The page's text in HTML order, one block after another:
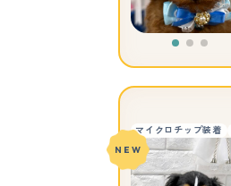
マイクロチップ装着
NEW